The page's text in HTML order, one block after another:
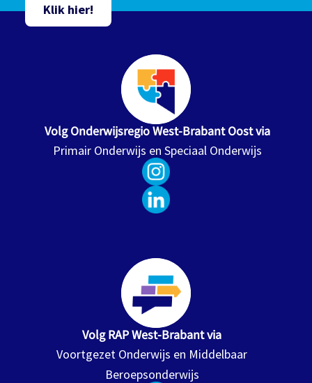
Klik hier!
Volg Onderwijsregio West-Brabant Oost via
Primair Onderwijs en Speciaal Onderwijs
Volg RAP West-Brabant via
Voortgezet Onderwijs en Middelbaar
Beroepsonderwijs